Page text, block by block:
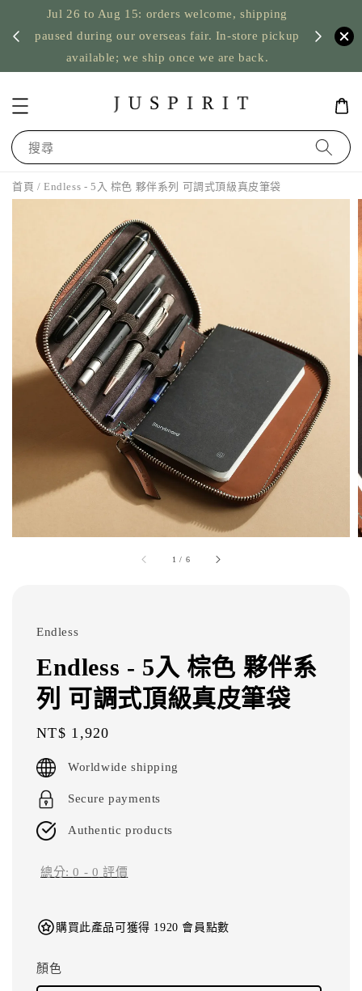
Jul 26 to Aug 15: orders welcome, shipping
paused during our overseas fair. In-store pickup
available; we ship once we are back.
US
搜尋
首頁 / Endless - 5入 棕色 夥伴系列 可調式頂級真皮筆袋
1 / 6
Endless
Endless - 5入 棕色 夥伴系
列 可調式頂級真皮筆袋
Regular
price
NT$ 1,920
Worldwide shipping
Secure payments
Authentic products
總分:0 - 0 評價
購買此產品可獲得 1920 會員點數
顏色